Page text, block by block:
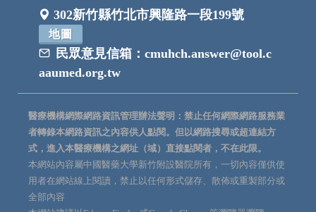
302新竹縣竹北市興隆路一段199號
地圖
民眾意見信箱： cmuhch.answer@tool.c
aaumed.org.tw
醫療機構網際網路資訊管理辦法聲明：禁止任何網際網路服務業
者轉錄本網路資訊之內容供人點閱。但以網路搜尋或超連結方
式，進入本醫療機構之網址（域）直接點閱者，不在此限。
本網站內容屬中國醫藥大學新竹附設醫院所有，一切內容僅供使
用者在網站線上閱讀，禁止以任何形式儲存、散佈或重製部分或
全部內容